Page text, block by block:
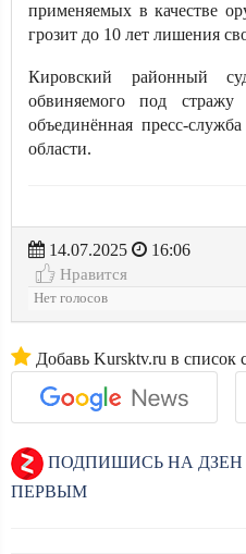
применяемых в качестве
грозит до 10 лет лишения
Кировский районный
обвиняемого под
объединённая пресс-
области.
14.07.2025
16:06
Нравится
Нет голосов
Добавь Kursktv.ru в список
ПОДПИШИСЬ НА
ПЕРВЫМ